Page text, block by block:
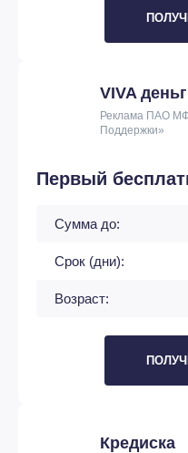
VIVA
Реклама ПАО
Поддержки»
Первый
Сумма до:
Срок (дни):
Возраст:
Кредиска